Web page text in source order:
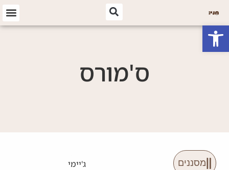
פתח סרגל נגישות
ס'מורס
מסננים
ג'יימי